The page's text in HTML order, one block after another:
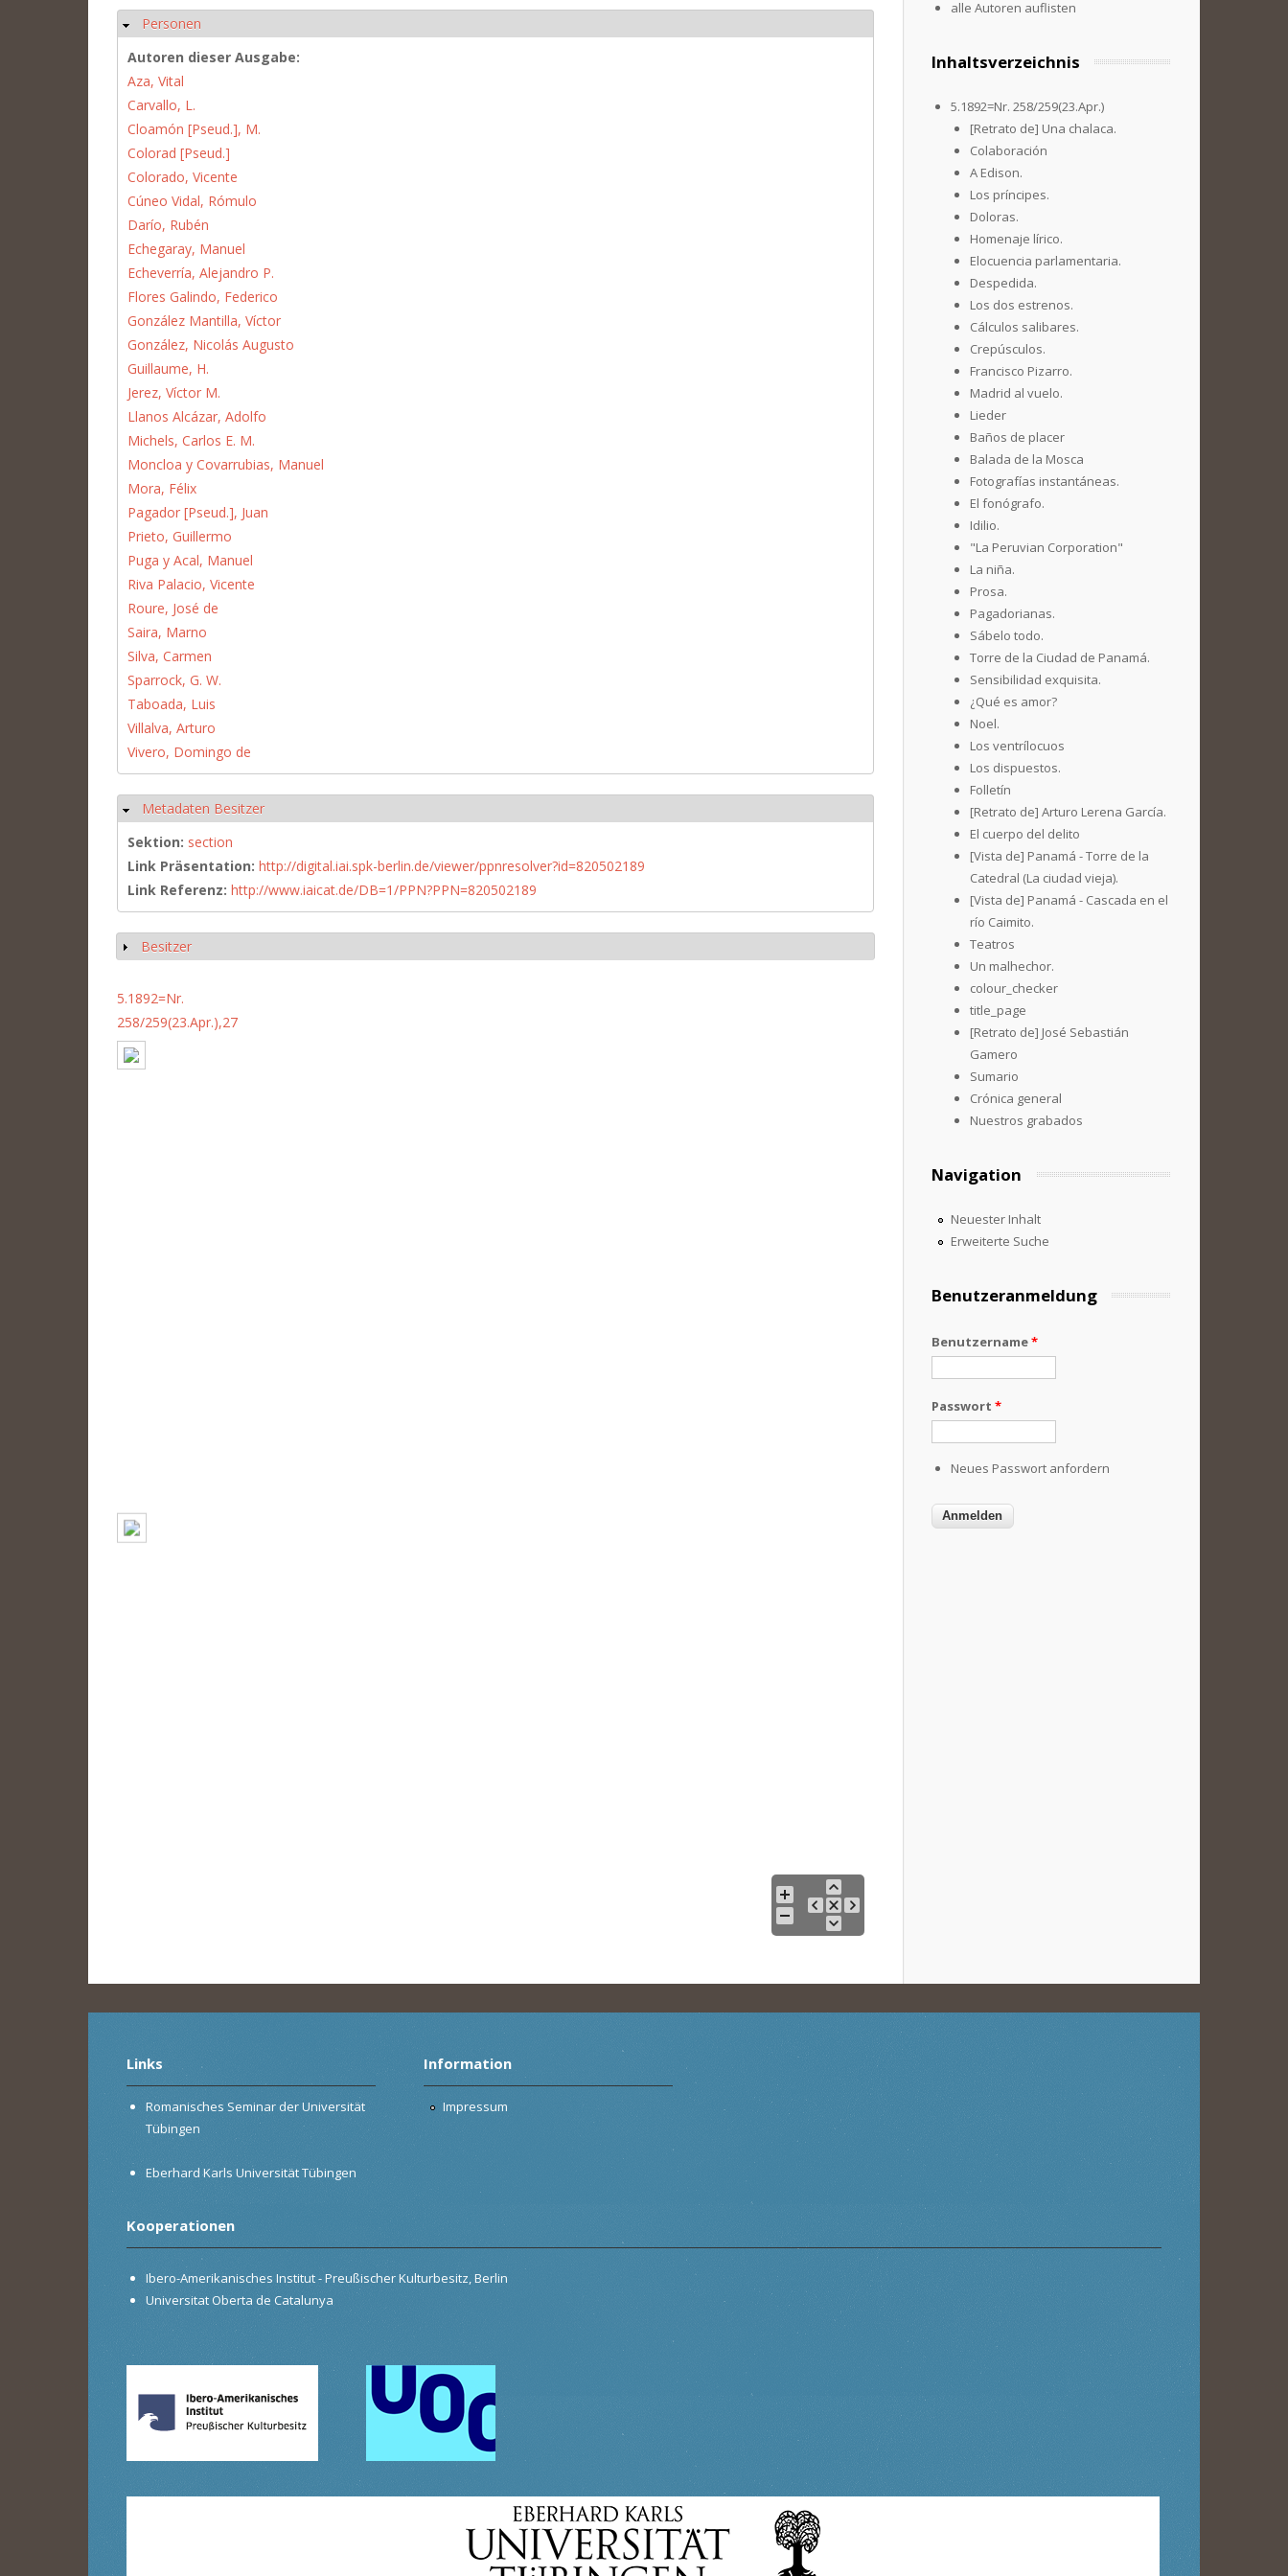
Ausblenden
Personen
Autoren dieser Ausgabe:
Aza, Vital
Carvallo, L.
Cloamón [Pseud.], M.
Colorad [Pseud.]
Colorado, Vicente
Cúneo Vidal, Rómulo
Darío, Rubén
Echegaray, Manuel
Echeverría, Alejandro P.
Flores Galindo, Federico
González Mantilla, Víctor
González, Nicolás Augusto
Guillaume, H.
Jerez, Víctor M.
Llanos Alcázar, Adolfo
Michels, Carlos E. M.
Moncloa y Covarrubias, Manuel
Mora, Félix
Pagador [Pseud.], Juan
Prieto, Guillermo
Puga y Acal, Manuel
Riva Palacio, Vicente
Roure, José de
Saira, Marno
Silva, Carmen
Sparrock, G. W.
Taboada, Luis
Villalva, Arturo
Vivero, Domingo de
Ausblenden
Metadaten Besitzer
Sektion: section
Link Präsentation: http://digital.iai.spk-berlin.de/viewer/ppnresolver?id=820502189
Link Referenz: http://www.iaicat.de/DB=1/PPN?PPN=820502189
Anzeigen
Besitzer
5.1892=Nr.
258/259(23.Apr.),27
alle Autoren auflisten
Inhaltsverzeichnis
5.1892=Nr. 258/259(23.Apr.)
[Retrato de] Una chalaca.
Colaboración
A Edison.
Los príncipes.
Doloras.
Homenaje lírico.
Elocuencia parlamentaria.
Despedida.
Los dos estrenos.
Cálculos salibares.
Crepúsculos.
Francisco Pizarro.
Madrid al vuelo.
Lieder
Baños de placer
Balada de la Mosca
Fotografías instantáneas.
El fonógrafo.
Idilio.
"La Peruvian Corporation"
La niña.
Prosa.
Pagadorianas.
Sábelo todo.
Torre de la Ciudad de Panamá.
Sensibilidad exquisita.
¿Qué es amor?
Noel.
Los ventrílocuos
Los dispuestos.
Folletín
[Retrato de] Arturo Lerena García.
El cuerpo del delito
[Vista de] Panamá - Torre de la
Catedral (La ciudad vieja).
[Vista de] Panamá - Cascada en el
río Caimito.
Teatros
Un malhechor.
colour_checker
title_page
[Retrato de] José Sebastián
Gamero
Sumario
Crónica general
Nuestros grabados
Navigation
Neuester Inhalt
Erweiterte Suche
Benutzeranmeldung
Benutzername*
Passwort *
Neues Passwort anfordern
Links
Romanisches Seminar der Universität
Tübingen
Eberhard Karls Universität Tübingen
Information
Impressum
Kooperationen
Ibero-Amerikanisches Institut - Preußischer Kulturbesitz, Berlin
Universitat Oberta de Catalunya